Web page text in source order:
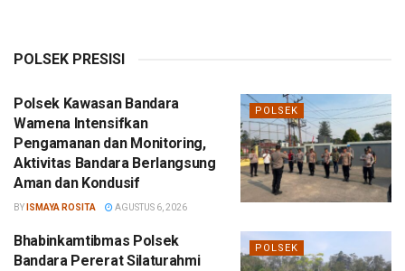
POLSEK PRESISI
POLSEK
Polsek Kawasan Bandara
Wamena Intensifkan
Pengamanan dan Monitoring,
Aktivitas Bandara Berlangsung
Aman dan Kondusif
BY ISMAYA ROSITA AGUSTUS 6, 2026
POLSEK
Bhabinkamtibmas Polsek
Bandara Pererat Silaturahmi